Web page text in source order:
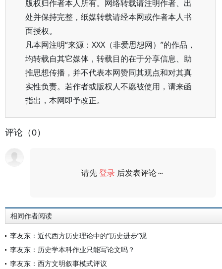
版权归作者本人所有。网络转载请注明作者、出
处并保持完整，纸媒转载请经本网或作者本人书
面授权。
凡本网注明“来源：XXX（非爱思想网）”的作品，
均转载自其它媒体，转载目的在于分享信息、助
推思想传播，并不代表本网赞同其观点和对其真
实性负责。若作者或版权人不愿被使用，请来函
指出，本网即予改正。
评论（0）
请先登录 后发表评论～
相同作者阅读
李友东：近代西方历史理论中的“历史进步”观
李友东：历史学本科作业只能写论文吗？
李友东：西方文明叙事模式评议